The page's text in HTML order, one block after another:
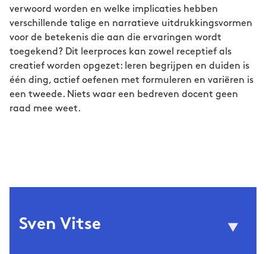
verwoord worden en welke implicaties hebben
verschillende talige en narratieve uitdrukkingsvormen
voor de betekenis die aan die ervaringen wordt
toegekend? Dit leerproces kan zowel receptief als
creatief worden opgezet: leren begrijpen en duiden is
één ding, actief oefenen met formuleren en variëren is
een tweede. Niets waar een bedreven docent geen
raad mee weet.
Sven Vitse